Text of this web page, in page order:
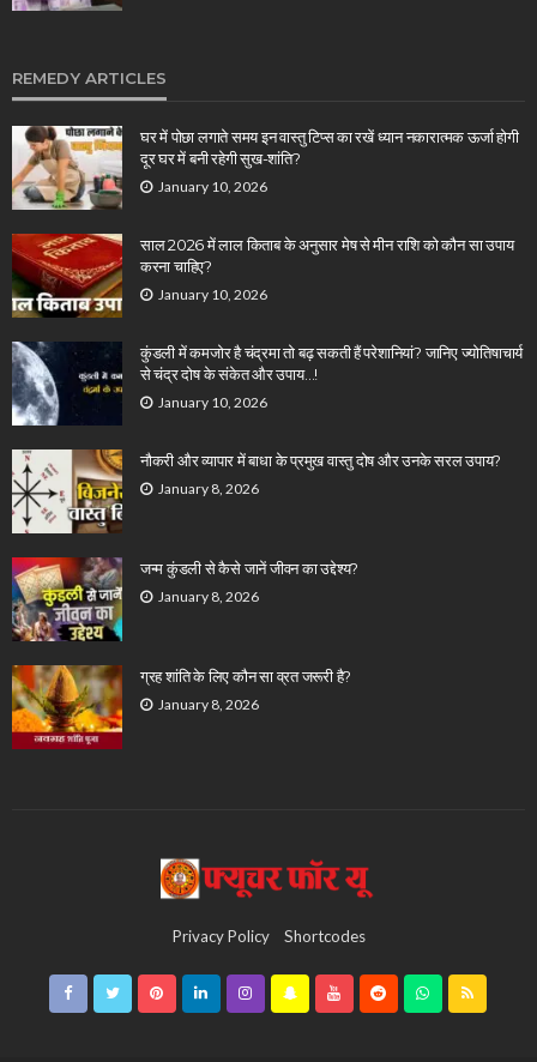
REMEDY ARTICLES
घर में पोछा लगाते समय इन वास्तु टिप्स का रखें ध्यान नकारात्मक ऊर्जा होगी
दूर घर में बनी रहेगी सुख-शांति?
January 10, 2026
साल 2026 में लाल किताब के अनुसार मेष से मीन राशि को कौन सा उपाय
करना चाहिए?
January 10, 2026
कुंडली में कमजोर है चंद्रमा तो बढ़ सकती हैं परेशानियां? जानिए ज्योतिषाचार्य
से चंद्र दोष के संकेत और उपाय…!
January 10, 2026
नौकरी और व्यापार में बाधा के प्रमुख वास्तु दोष और उनके सरल उपाय?
January 8, 2026
जन्म कुंडली से कैसे जानें जीवन का उद्देश्य?
January 8, 2026
ग्रह शांति के लिए कौन सा व्रत जरूरी है?
January 8, 2026
Privacy Policy Shortcodes